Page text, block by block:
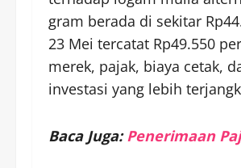
gram berada di sekitar
23 Mei tercatat Rp49.550
merek, pajak, biaya cetak,
investasi yang lebih
Baca Juga:Penerimaan